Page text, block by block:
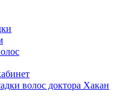
волос доктора Хакан